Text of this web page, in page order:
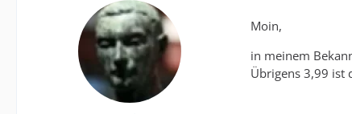
Moin,
in meinem
Übrigens 3,99 ist